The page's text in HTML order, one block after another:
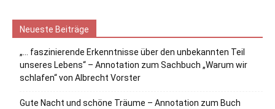
Neueste Beiträge
„… faszinierende Erkenntnisse über den unbekannten Teil
unseres Lebens“ – Annotation zum Sachbuch „Warum wir
schlafen“ von Albrecht Vorster
Gute Nacht und schöne Träume – Annotation zum Buch